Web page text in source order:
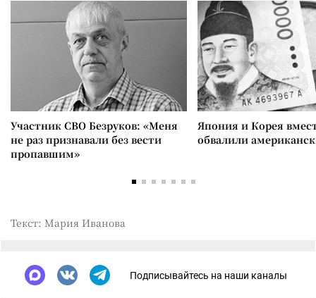
Участник СВО Безруков: «Меня
не раз признавали без вести
пропавшим»
Япония и Корея
обвалили
Текст: Мария Иванова
Подписывайтесь на наши каналы